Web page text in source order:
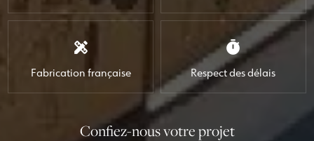
design_services
Fabrication française
timer
Respect des délais
Confiez-nous votre projet